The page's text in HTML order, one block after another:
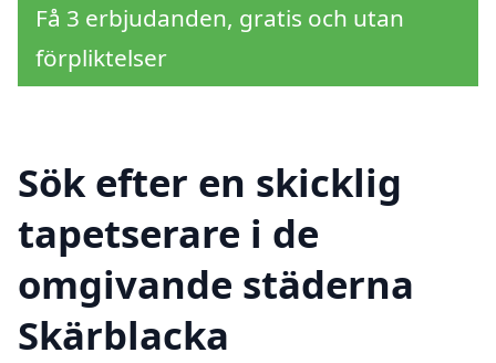
Få 3 erbjudanden, gratis och utan
förpliktelser
Sök efter en skicklig
tapetserare i de
omgivande städerna
Skärblacka